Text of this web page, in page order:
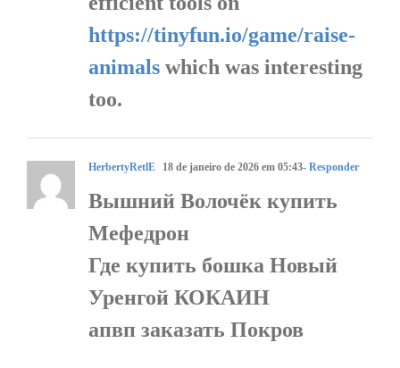
https://tinyfun.io/game/raise-
animals which was interesting
too.
HerbertyRetlE 18 de janeiro de 2026 em 05:43- Responder
Вышний Волочёк купить
Мефедрон
Где купить бошка Новый
Уренгой КОКАИН
апвп заказать Покров